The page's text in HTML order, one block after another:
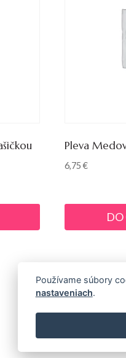
Pleva
6,75€
Používame súbory
nastaveniach.